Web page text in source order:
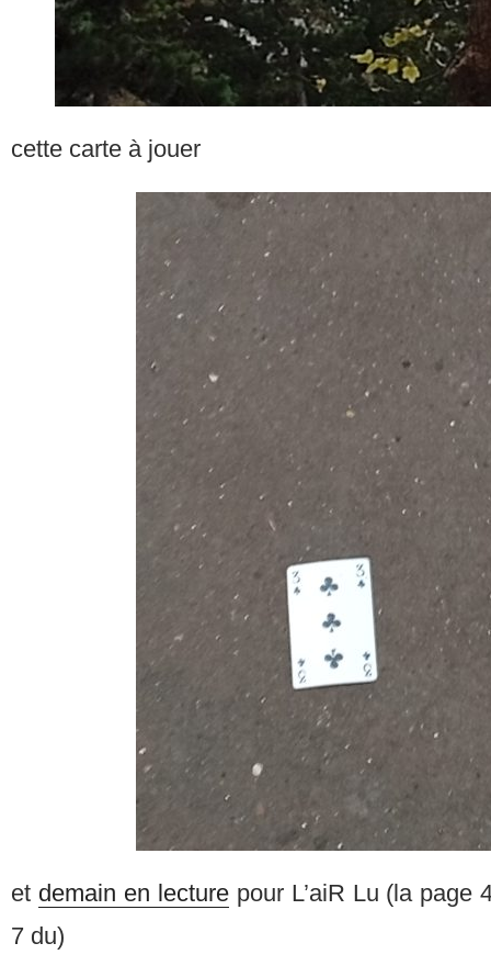
cette carte à jouer
et demain en lecturepour L’aiR Lu (la page
7 du)